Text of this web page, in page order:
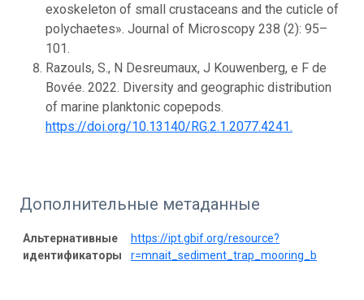
exoskeleton of small crustaceans and the cuticle of
polychaetes». Journal of Microscopy 238 (2): 95–
101.
Razouls, S., N Desreumaux, J Kouwenberg, e F de
Bovée. 2022. Diversity and geographic distribution
of marine planktonic copepods.
https://doi.org/10.13140/RG.2.1.2077.4241.
Дополнительные метаданные
Альтернативные
идентификаторы
https://ipt.gbif.org/resource?
r=mnait_sediment_trap_mooring_b